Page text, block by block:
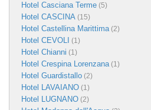
Hotel Casciana Terme (5)
Hotel CASCINA (15)
Hotel Castellina Marittima(2)
Hotel CEVOLI (1)
Hotel Chianni (1)
Hotel Crespina Lorenzana(1)
Hotel Guardistallo (2)
Hotel LAVAIANO (1)
Hotel LUGNANO (2)